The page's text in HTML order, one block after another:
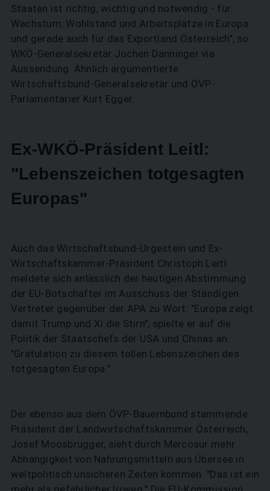
Staaten ist richtig, wichtig und notwendig - für
Wachstum, Wohlstand und Arbeitsplätze in Europa
und gerade auch für das Exportland Österreich", so
WKÖ-Generalsekretär Jochen Danninger via
Aussendung. Ähnlich argumentierte
Wirtschaftsbund-Generalsekretär und ÖVP-
Parlamentarier Kurt Egger.
Ex-WKÖ-Präsident Leitl:
"Lebenszeichen totgesagten
Europas"
Auch das Wirtschaftsbund-Urgestein und Ex-
Wirtschaftskammer-Präsident Christoph Leitl
meldete sich anlässlich der heutigen Abstimmung
der EU-Botschafter im Ausschuss der Ständigen
Vertreter gegenüber der APA zu Wort: "Europa zeigt
damit Trump und Xi die Stirn", spielte er auf die
Politik der Staatschefs der USA und Chinas an.
"Gratulation zu diesem tollen Lebenszeichen des
totgesagten Europa."
Der ebenso aus dem ÖVP-Bauernbund stammende
Präsident der Landwirtschaftskammer Österreich,
Josef Moosbrugger, sieht durch Mercosur mehr
Abhängigkeit von Nahrungsmitteln aus Übersee in
weltpolitisch unsicheren Zeiten kommen. "Das ist ein